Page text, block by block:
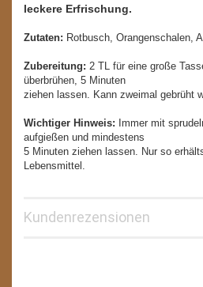
leckere Erfrischung.
Zutaten: Rotbusch, Orangenschalen,
Zubereitung: 2 TL für eine große
überbrühen, 5 Minuten
ziehen lassen. Kann zweimal gebrüht
Wichtiger Hinweis: Immer mit
aufgießen und mindestens
5 Minuten ziehen lassen. Nur so
Lebensmittel.
Kundenrezensionen